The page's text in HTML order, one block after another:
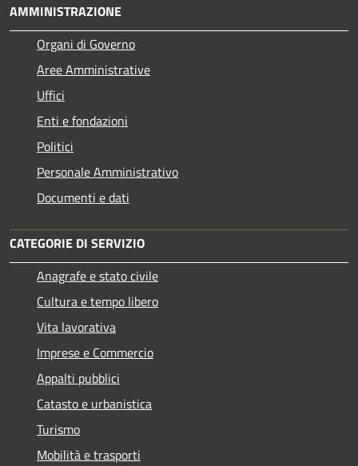
AMMINISTRAZIONE
Organi di Governo
Aree Amministrative
Uffici
Enti e fondazioni
Politici
Personale Amministrativo
Documenti e dati
CATEGORIE DI SERVIZIO
Anagrafe e stato civile
Cultura e tempo libero
Vita lavorativa
Imprese e Commercio
Appalti pubblici
Catasto e urbanistica
Turismo
Mobilità e trasporti